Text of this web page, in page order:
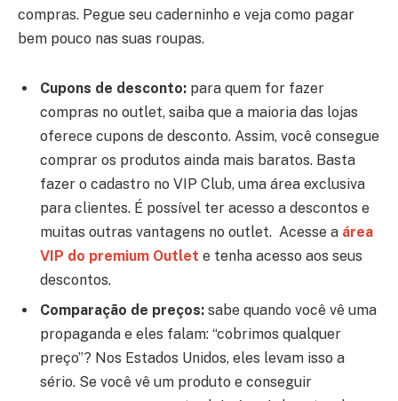
compras. Pegue seu caderninho e veja como pagar
bem pouco nas suas roupas.
Cupons de desconto: para quem for fazer
compras no outlet, saiba que a maioria das lojas
oferece cupons de desconto. Assim, você consegue
comprar os produtos ainda mais baratos. Basta
fazer o cadastro no VIP Club, uma área exclusiva
para clientes. É possível ter acesso a descontos e
muitas outras vantagens no outlet. Acesse a área
VIP do premium Outlet e tenha acesso aos seus
descontos.
Comparação de preços: sabe quando você vê uma
propaganda e eles falam: “cobrimos qualquer
preço”? Nos Estados Unidos, eles levam isso a
sério. Se você vê um produto e conseguir